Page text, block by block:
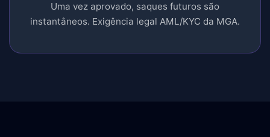
Uma vez aprovado, saques futuros são
instantâneos. Exigência legal AML/KYC da MGA.